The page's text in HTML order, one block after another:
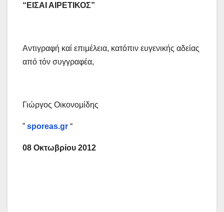
“ΕΙΣΑΙ ΑΙΡΕΤΙΚΟΣ”
Αντιγραφή καί επιμέλεια, κατόπιν ευγενικής αδείας
από τόν συγγραφέα,
Γιώργος Οικονομίδης
” sporeas.gr “
08 Οκτωβρίου 2012